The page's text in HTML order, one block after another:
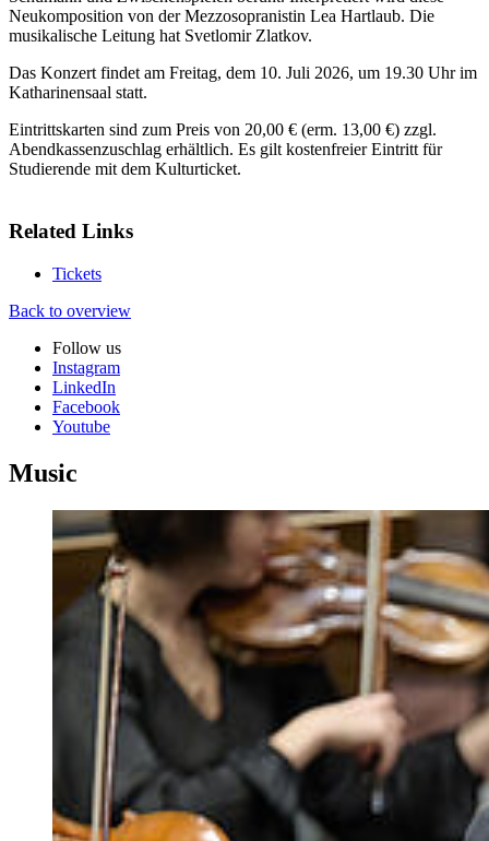
Neukomposition von der Mezzosopranistin Lea Hartlaub. Die
musikalische Leitung hat Svetlomir Zlatkov.
Das Konzert findet am Freitag, dem 10. Juli 2026, um 19.30 Uhr im
Katharinensaal statt.
Eintrittskarten sind zum Preis von 20,00 € (erm. 13,00 €) zzgl.
Abendkassenzuschlag erhältlich. Es gilt kostenfreier Eintritt für
Studierende mit dem Kulturticket.
Related Links
Tickets
Back to overview
Follow us
Instagram
LinkedIn
Facebook
Youtube
Music